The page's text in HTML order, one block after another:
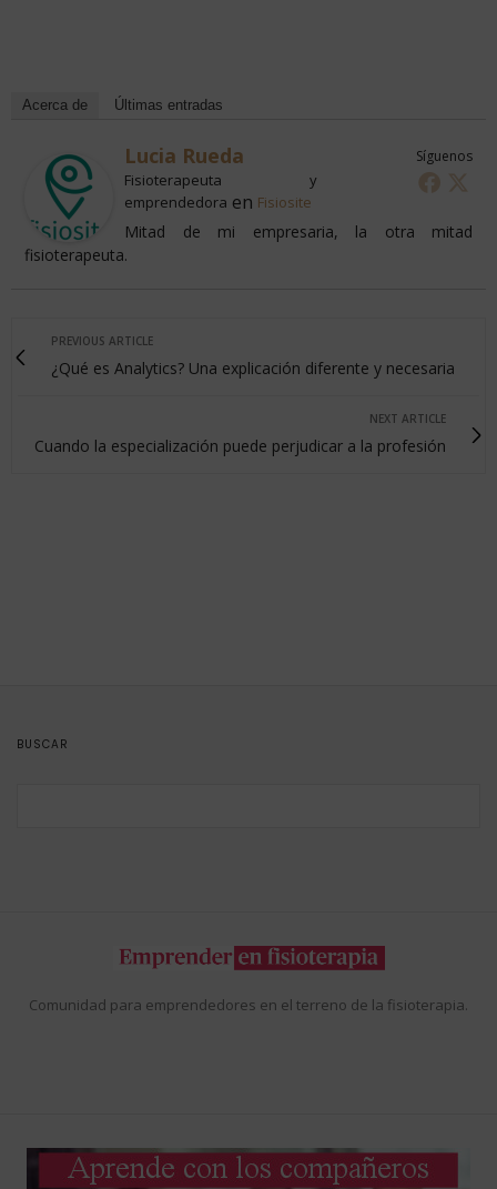
Acerca de Últimas entradas
Síguenos
Lucia Rueda
Fisioterapeuta y
emprendedora en Fisiosite
Mitad de mi empresaria, la otra mitad
fisioterapeuta.
PREVIOUS ARTICLE
¿Qué es Analytics? Una explicación diferente y necesaria
NEXT ARTICLE
Cuando la especialización puede perjudicar a la profesión
BUSCAR
Comunidad para emprendedores en el terreno de la fisioterapia.